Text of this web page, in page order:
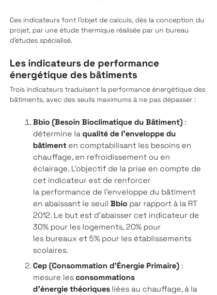
Ces indicateurs font l’objet de calculs, dès la conception du
projet, par une étude thermique réalisée par un bureau
d’études spécialisé.
Les indicateurs de performance
énergétique des bâtiments
Trois indicateurs traduisent la performance énergétique des
bâtiments, avec des seuils maximums à ne pas dépasser :
Bbio (Besoin Bioclimatique du Bâtiment) :
détermine laqualité de l’enveloppe du
bâtiment en comptabilisant les besoins en
chauffage, en refroidissement ou en
éclairage. L’objectif de la prise en compte de
cet indicateur est de renforcer
la performance de l’enveloppe du bâtiment
en abaissant le seuil Bbio par rapport à la RT
2012. Le but est d’abaisser cet indicateur de
30% pour les logements, 20% pour
les bureaux et 5% pour les établissements
scolaires.
Cep (Consommation d’Énergie Primaire) :
mesure lesconsommations
d’énergie théoriques liées au chauffage, à la